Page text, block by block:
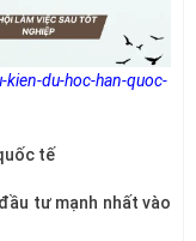
du-hoc-han-quoc-
tế
tư mạnh nhất vào